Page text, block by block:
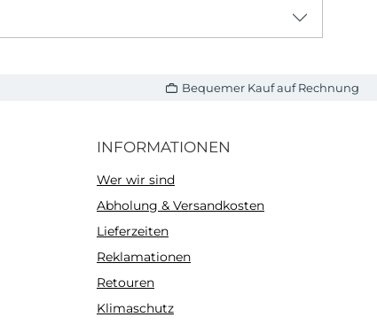
Bequemer Kauf auf Rechnung
INFORMATIONEN
Wer wir sind
Abholung & Versandkosten
Lieferzeiten
Reklamationen
Retouren
Klimaschutz